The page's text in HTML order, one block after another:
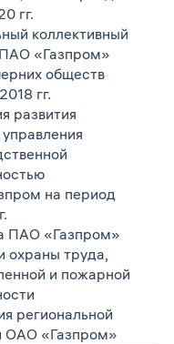
гг.
коллективный
«Газпром»
обществ
гг.
развития
на период
ПАО «Газпром»
охраны труда,
и пожарной
региональной
ОАО «Газпром»